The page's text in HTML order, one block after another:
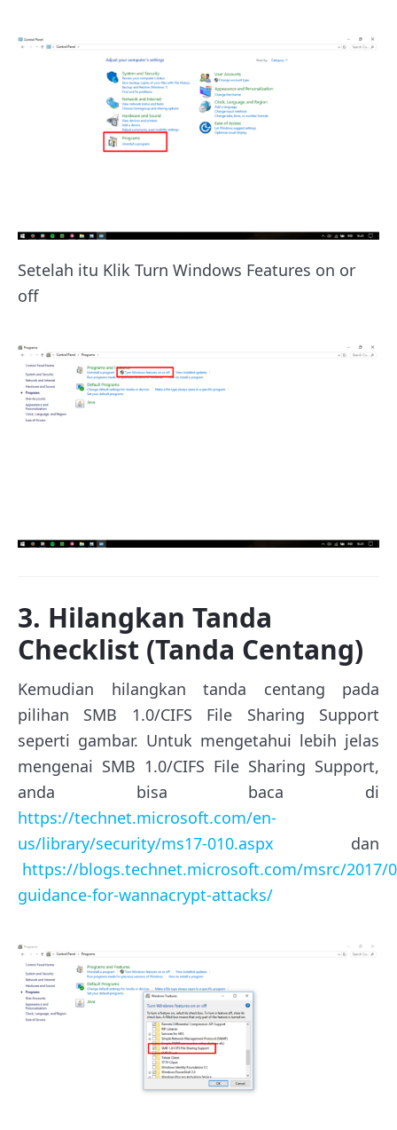
Setelah itu Klik Turn Windows Features on or
off
3. Hilangkan Tanda
Checklist (Tanda Centang)
Kemudian hilangkan tanda centang pada
pilihan SMB 1.0/CIFS File Sharing Support
seperti gambar. Untuk mengetahui lebih jelas
mengenai SMB 1.0/CIFS File Sharing Support,
anda bisa baca di
https://technet.microsoft.com/en-
us/library/security/ms17-010.aspx dan
https://blogs.technet.microsoft.com/msrc/2017/
guidance-for-wannacrypt-attacks/